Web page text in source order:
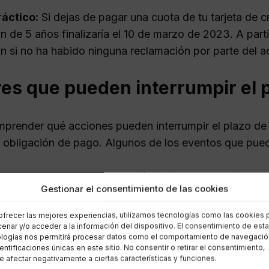
Gestionar el consentimiento de las cookies
las mejores experiencias, utilizamos tecnologías como las cookies
y/o acceder a la información del dispositivo. El consentimiento de
nos permitirá procesar datos como el comportamiento de
únicas en este sitio. No consentir o retirar el consentimiento,
afectar negativamente a ciertas características y funciones.
Si dejas de pagar una cuota de tu tarjeta de
de 5 años finalizaría el 10 de marzo de 2023. A
si no ha habido ninguna reclamación por parte del
que pueden interrumpir el
qué acciones pueden interrumpir el plazo
obligación de pago. Algunos de los eventos que
inicia unareclamación judicial o
reconoce la deudaa través de un pago
a cabo unanegociación formalentre el deudor y
final.
presenta una solicitud derestructuración de